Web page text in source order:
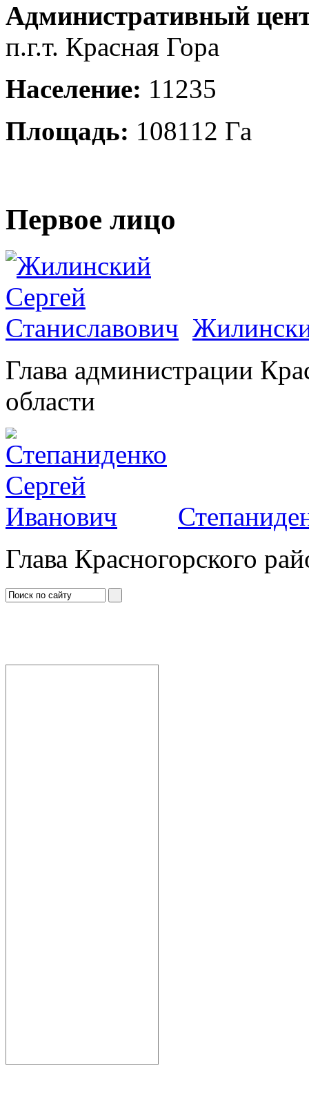
Административный
п.г.т. Красная Гора
Население: 11235
Площадь: 108112 Га
Первое лицо
Глава администрации
области
Глава Красногорского